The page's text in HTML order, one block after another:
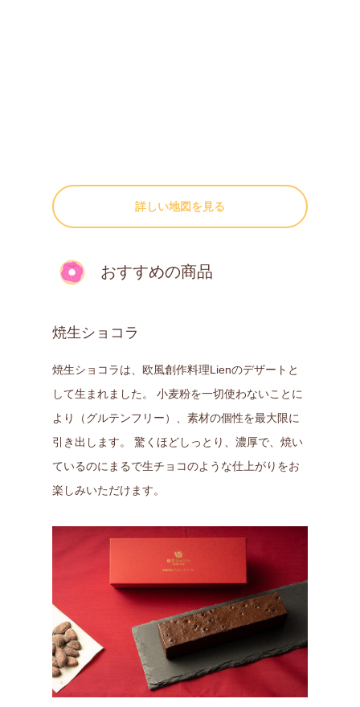
詳しい地図を見る
おすすめの商品
焼生ショコラ
焼生ショコラは、欧風創作料理Lienのデザートと
して生まれました。 小麦粉を一切使わないことに
より（グルテンフリー）、素材の個性を最大限に
引き出します。 驚くほどしっとり、濃厚で、焼い
ているのにまるで生チョコのような仕上がりをお
楽しみいただけます。